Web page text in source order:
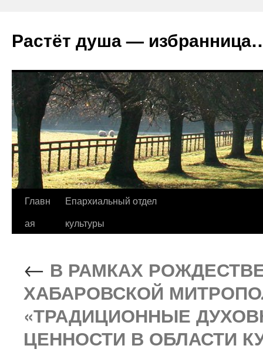
Растёт душа —
Перейти
Главн
ая
Епархиальный отдел
культуры
← В РАМКАХ
ХАБАРОВСКОЙ
«ТРАДИЦИОННЫЕ
ЦЕННОСТИ В ОБЛАСТИ